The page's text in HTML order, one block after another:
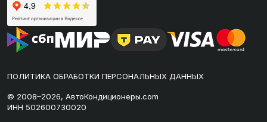
ПОЛИТИКА ОБРАБОТКИ ПЕРСОНАЛЬНЫХ ДАННЫХ
© 2008–2026, АвтоКондиционеры.com
ИНН 502600730020